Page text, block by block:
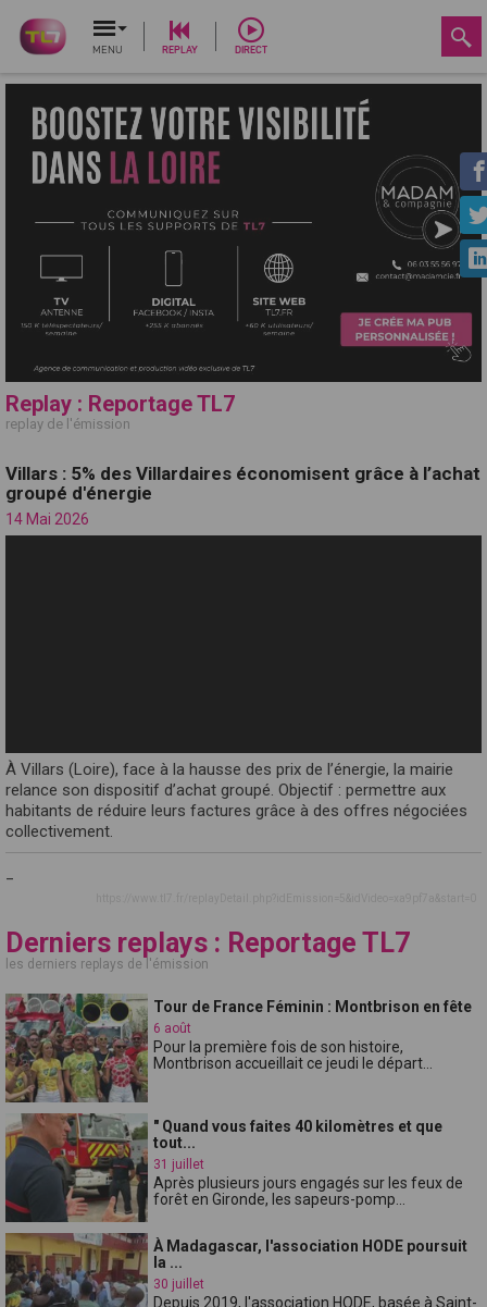
MENU REPLAY DIRECT
Replay : Reportage TL7
replay de l'émission
Villars : 5% des Villardaires économisent grâce à l’achat
groupé d'énergie
14 Mai 2026
À Villars (Loire), face à la hausse des prix de l’énergie, la mairie
relance son dispositif d’achat groupé. Objectif : permettre aux
habitants de réduire leurs factures grâce à des offres négociées
collectivement.
Derniers replays : Reportage TL7
les derniers replays de l'émission
Tour de France Féminin : Montbrison en fête
6 août
Pour la première fois de son histoire,
Montbrison accueillait ce jeudi le départ...
" Quand vous faites 40 kilomètres et que
tout...
31 juillet
Après plusieurs jours engagés sur les feux de
forêt en Gironde, les sapeurs-pomp...
À Madagascar, l'association HODE poursuit
la ...
30 juillet
Depuis 2019, l'association HODE, basée à Saint-